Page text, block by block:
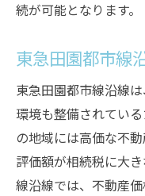
不動産を含
分割協議が
裁判所を利
東急田園都市線
相続税の基
続が可能となります。
東急田園都市線
東急田園都市線沿線
環境も整備されてい
の地域には高価な不
評価額が相続税に大
線沿線では、不動産